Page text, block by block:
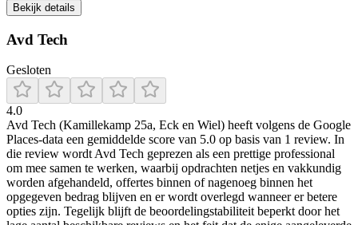
Bekijk details
Avd Tech
Gesloten
4.0
Avd Tech (Kamillekamp 25a, Eck en Wiel) heeft volgens de Google
Places-data een gemiddelde score van 5.0 op basis van 1 review. In
die review wordt Avd Tech geprezen als een prettige professional
om mee samen te werken, waarbij opdrachten netjes en vakkundig
worden afgehandeld, offertes binnen of nagenoeg binnen het
opgegeven bedrag blijven en er wordt overlegd wanneer er betere
opties zijn. Tegelijk blijft de beoordelingstabiliteit beperkt door het